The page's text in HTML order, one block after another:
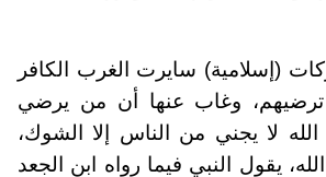
(إسلامية) سايرت الغرب الكافر
ترضيهم، وغاب عنها أن من يرضي
لا يجني من الناس إلا الشوك،
يقول النبي فيما رواه ابن الجعد